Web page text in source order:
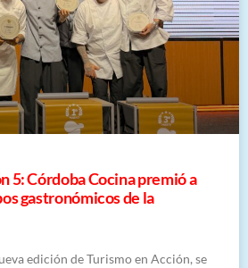
5: Córdoba Cocina premió a
gastronómicos de la
edición de Turismo en Acción, se